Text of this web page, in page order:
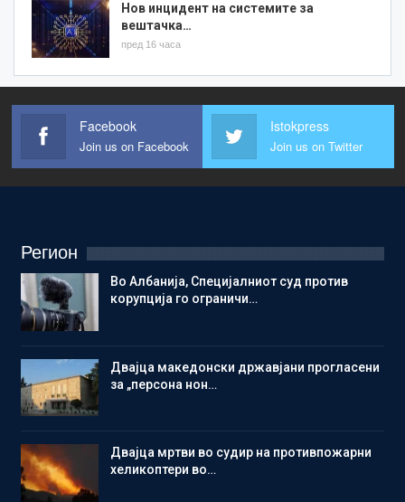
Нов инцидент на системите за
вештачка…
пред 16 часа
Facebook
Join us on Facebook
Istokpress
Join us on Twitter
Регион
Во Албанија, Специјалниот суд против
корупција го ограничи…
Двајца македонски државјани прогласени
за „персона нон…
Двајца мртви во судир на противпожарни
хеликоптери во…